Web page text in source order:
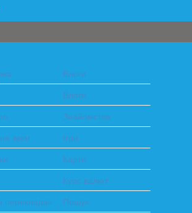
Блоги
Влоги
Знайомства
імен
Ігри
Карти
Курс валют
перекладач
Пошук